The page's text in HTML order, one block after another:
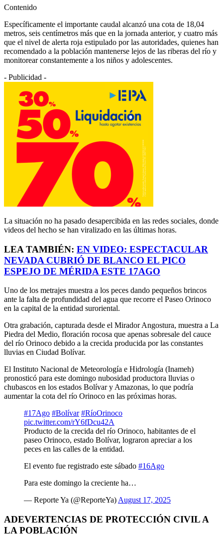
Contenido
Específicamente el importante caudal alcanzó una cota de 18,04
metros, seis centímetros más que en la jornada anterior, y cuatro más
que el nivel de alerta roja estipulado por las autoridades, quienes han
recomendado a la población mantenerse lejos de las riberas del río y
monitorear constantemente a los niños y adolescentes.
- Publicidad -
La situación no ha pasado desapercibida en las redes sociales, donde
videos del hecho se han viralizado en las últimas horas.
LEA TAMBIÉN: EN VIDEO: ESPECTACULAR
NEVADA CUBRIÓ DE BLANCO EL PICO
ESPEJO DE MÉRIDA ESTE 17AGO
Uno de los metrajes muestra a los peces dando pequeños brincos
ante la falta de profundidad del agua que recorre el Paseo Orinoco
en la capital de la entidad suroriental.
Otra grabación, capturada desde el Mirador Angostura, muestra a La
Piedra del Medio, floración rocosa que apenas sobresale del cauce
del río Orinoco debido a la crecida producida por las constantes
lluvias en Ciudad Bolívar.
El Instituto Nacional de Meteorología e Hidrología (Inameh)
pronosticó para este domingo nubosidad productora lluvias o
chubascos en los estados Bolívar y Amazonas, lo que podría
aumentar la cota del río Orinoco en las próximas horas.
#17Ago #Bolívar #RíoOrinoco
pic.twitter.com/rY6fDcu42A
Producto de la crecida del río Orinoco, habitantes de el
paseo Orinoco, estado Bolívar, lograron apreciar a los
peces en las calles de la entidad.
El evento fue registrado este sábado #16Ago
Para este domingo la creciente ha…
— Reporte Ya (@ReporteYa) August 17, 2025
ADEVERTENCIAS DE PROTECCIÓN CIVIL A
LA POBLACIÓN